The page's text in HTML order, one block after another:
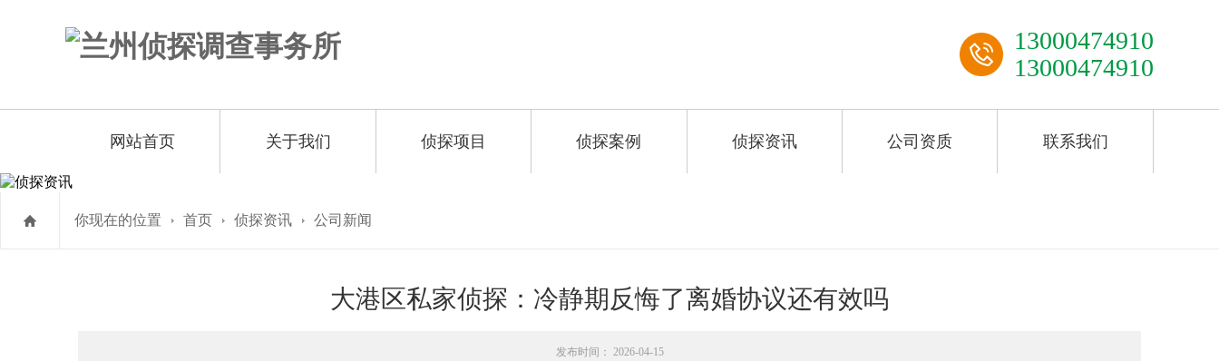
13000474910
13000474910
网站首页 关于我们 侦探项目 侦探案例 侦探资讯 公司资质 联系我们
你现在的位置 首页 侦探资讯 公司新闻
大港区私家侦探：冷静期反悔了离婚协议还有效吗
发布时间： 2026-04-15